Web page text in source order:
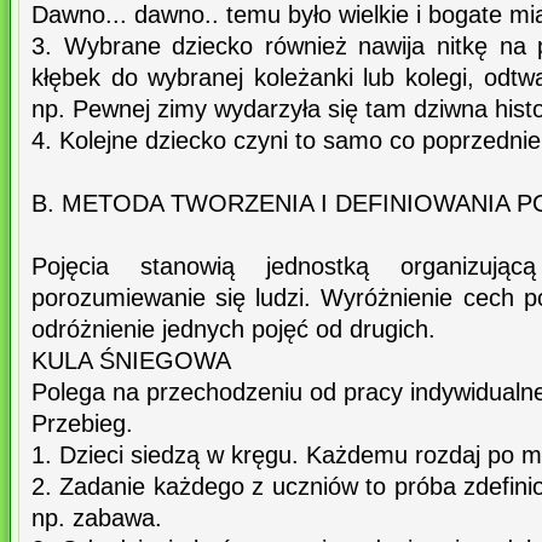
Dawno... dawno.. temu było wielkie i bogate
3. Wybrane dziecko również nawija nitkę na
kłębek do wybranej koleżanki lub kolegi,
np. Pewnej zimy wydarzyła się tam dziwna
4. Kolejne dziecko czyni to samo co
B. METODA TWORZENIA I DEFINIOWANIA
Pojęcia stanowią jednostką
porozumiewanie się ludzi. Wyróżnienie cech
odróżnienie jednych pojęć od drugich.
KULA ŚNIEGOWA
Polega na przechodzeniu od pracy
Przebieg.
1. Dzieci siedzą w kręgu. Każdemu rozdaj po
2. Zadanie każdego z uczniów to próba
np. zabawa.